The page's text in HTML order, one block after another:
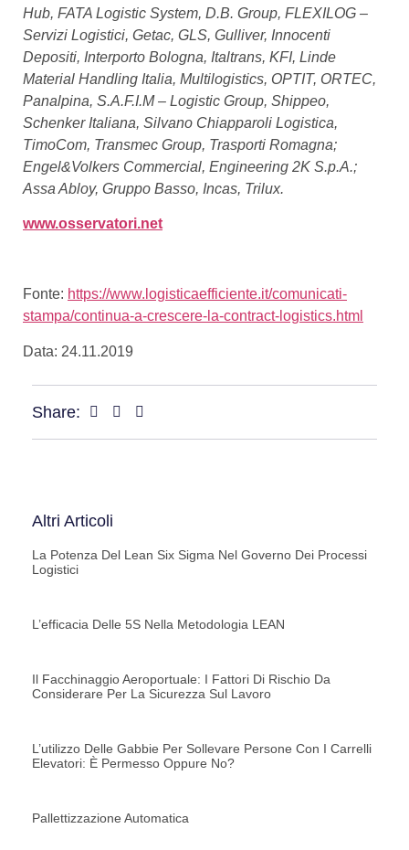
Hub, FATA Logistic System, D.B. Group, FLEXILOG –
Servizi Logistici, Getac, GLS, Gulliver, Innocenti
Depositi, Interporto Bologna, Italtrans, KFI, Linde
Material Handling Italia, Multilogistics, OPTIT, ORTEC,
Panalpina, S.A.F.I.M – Logistic Group, Shippeo,
Schenker Italiana, Silvano Chiapparoli Logistica,
TimoCom, Transmec Group, Trasporti Romagna;
Engel&Volkers Commercial, Engineering 2K S.p.A.;
Assa Abloy, Gruppo Basso, Incas, Trilux.
www.osservatori.net
Fonte: https://www.logisticaefficiente.it/comunicati-
stampa/continua-a-crescere-la-contract-logistics.html
Data: 24.11.2019
Share:
Altri Articoli
La Potenza Del Lean Six Sigma Nel Governo Dei Processi
Logistici
L’efficacia Delle 5S Nella Metodologia LEAN
Il Facchinaggio Aeroportuale: I Fattori Di Rischio Da
Considerare Per La Sicurezza Sul Lavoro
L’utilizzo Delle Gabbie Per Sollevare Persone Con I Carrelli
Elevatori: È Permesso Oppure No?
Pallettizzazione Automatica